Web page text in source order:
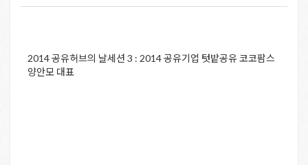
2014 공유허브의 날세션 3 : 2014 공유기업 텃밭공유 코코팜스
양안모 대표